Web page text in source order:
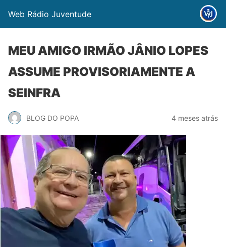
Web Rádio Juventude
MEU AMIGO IRMÃO JÂNIO LOPES
ASSUME PROVISORIAMENTE A
SEINFRA
BLOG DO POPA 4 meses atrás